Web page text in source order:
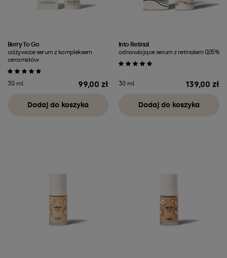
Berry To Go
odżywcze serum z kompleksem
ceramidów
30 ml 99,00 zł
Dodaj do koszyka
Into Retinal
odnawiające serum z retinalem 0,05%
30 ml 139,00 zł
Dodaj do koszyka